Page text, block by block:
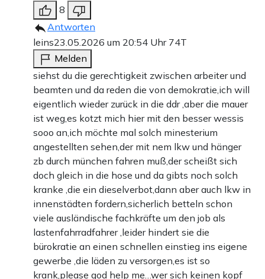
8
Antworten
leins23.05.2026 um 20:54 Uhr 74T
Melden
siehst du die gerechtigkeit zwischen arbeiter und
beamten und da reden die von demokratie,ich will
eigentlich wieder zurück in die ddr ,aber die mauer
ist weg,es kotzt mich hier mit den besser wessis
sooo an,ich möchte mal solch minesterium
angestellten sehen,der mit nem lkw und hänger
zb durch münchen fahren muß,der scheißt sich
doch gleich in die hose und da gibts noch solch
kranke ,die ein dieselverbot,dann aber auch lkw in
innenstädten fordern,sicherlich betteln schon
viele ausländische fachkräfte um den job als
lastenfahrradfahrer ,leider hindert sie die
bürokratie an einen schnellen einstieg ins eigene
gewerbe ,die läden zu versorgen,es ist so
krank,please god help me…wer sich keinen kopf